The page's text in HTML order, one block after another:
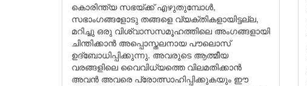
കൊരിന്ത്യ സഭയ്ക്ക് എഴുതുമ്പോൾ,
സഭാംഗങ്ങളോടു തങ്ങളെ വ്യക്തികളായിട്ടല്ല,
മറിച്ചു ഒരു വിശ്വാസസമൂഹത്തിലെ അംഗങ്ങളായി
ചിന്തിക്കാൻ അപ്പൊസ്തലനായ പൗലൊസ്
ഉദ്ബോധിപ്പിക്കുന്നു. അവരുടെ ആത്മീയ
വരങ്ങളിലെ വൈവിധ്യത്തെ വിലമതിക്കാൻ
അവൻ അവരെ പ്രോത്സാഹിപ്പിക്കുകയും ഈ